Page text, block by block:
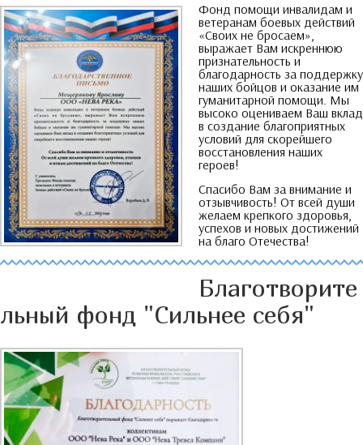
Фонд помощи инвалидам и
ветеранам боевых действий
«Своих не бросаем»,
выражает Вам искреннюю
признательность и
благодарность за поддержку
наших бойцов и оказание им
гуманитарной помощи. Мы
высоко оцениваем Ваш вклад
в создание благоприятных
условий для скорейшего
восстановления наших
героев!
Спасибо Вам за внимание и
отзывчивость! От всей души
желаем крепкого здоровья
успехов и новых достижений
на благо Отечества!
Благотворите
льный фонд "Сильнее себя"